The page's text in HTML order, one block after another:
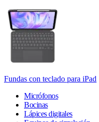
Fundas con teclado para iPad
Micrófonos
Bocinas
Lápices digitales